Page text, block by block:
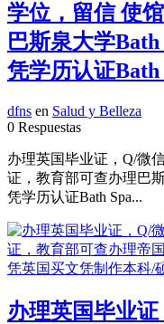
学位，留信 使
巴斯泉大学
凭学历认证Bath
dfns en Salud y Belleza
0 Respuestas
办理英国毕业证，Q/微
证，教育部可查办理巴
凭学历认证Bath Spa...
办理英国毕业证